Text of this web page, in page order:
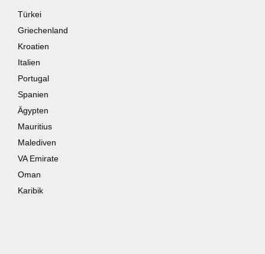
Türkei
Griechenland
Kroatien
Italien
Portugal
Spanien
Ägypten
Mauritius
Malediven
VA Emirate
Oman
Karibik